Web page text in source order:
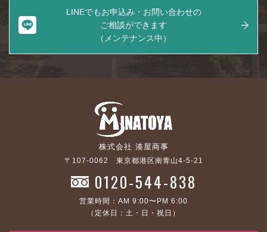
LINEでもお申込み・お問い合わせの
ご相談ができます
（メンテナンス中）
株式会社 湊屋商事
〒107-0062 東京都港区南青山4-5-21
0120-544-838
営業時間：AM 9:00〜PM 6:00
（定休日：土・日・祝日）